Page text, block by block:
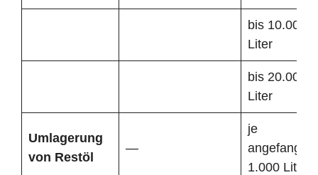
bis 10.000
Liter
bis 20.000
Liter
Umlagerung
von Restöl
—
je
1.000 Liter